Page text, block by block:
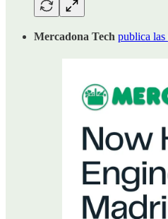
Mercadona Tech publica las